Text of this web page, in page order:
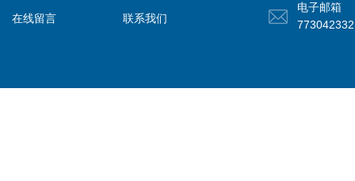
在线留言
联系我们
电子邮箱